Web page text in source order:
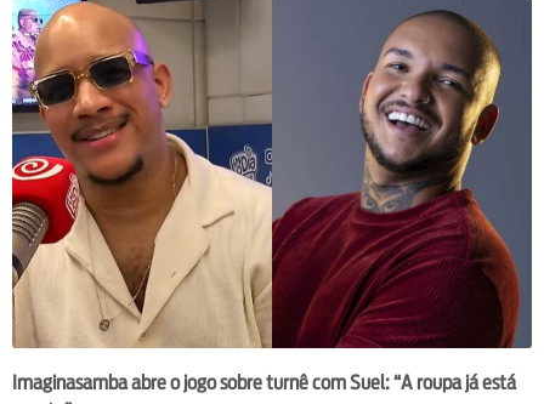
Imaginasamba abre o jogo sobre turnê com Suel: “A roupa já está